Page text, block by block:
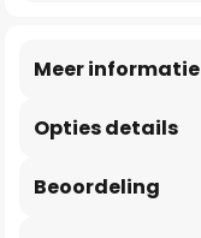
Opties details
Meer informatie
Beoordeling